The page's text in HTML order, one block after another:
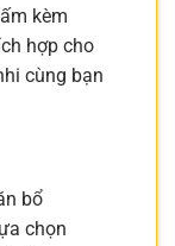
kèm
hợp cho
cùng bạn
bổ
chọn